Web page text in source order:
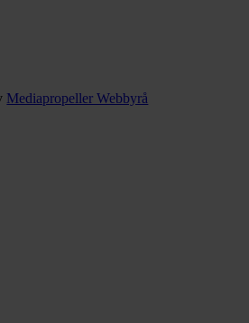
Mediapropeller Webbyrå